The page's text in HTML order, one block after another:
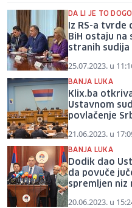
DA LI JE TO
Iz RS-a tvrde
BiH ostaju na
stranih sudija
25.07.2023. u
BANJA LUKA
Klix.ba
Ustavnom
povlačenje
21.06.2023. u
BANJA LUKA
Dodik dao
da povuče
spremljen niz
20.06.2023. u